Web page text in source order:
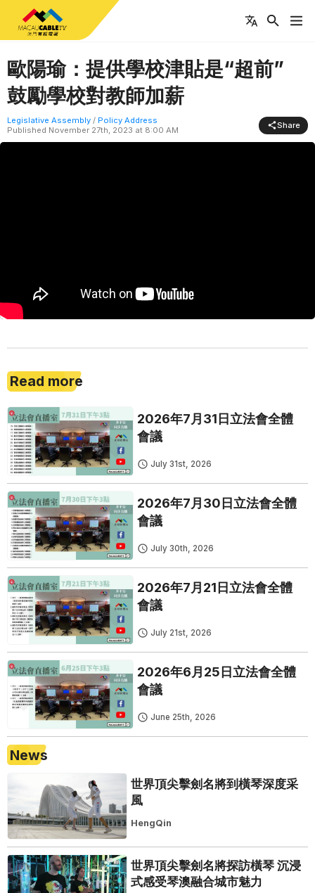
歐陽瑜：提供學校津貼是“超前”
鼓勵學校對教師加薪
Legislative Assembly / Policy Address
Published November 27th, 2023 at 8:00 AM Share
Read more
2026年7月31日立法會全體
會議
July 31st, 2026
2026年7月30日立法會全體
會議
July 30th, 2026
2026年7月21日立法會全體
會議
July 21st, 2026
2026年6月25日立法會全體
會議
June 25th, 2026
News
世界頂尖擊劍名將到橫琴深度采
風
HengQin
世界頂尖擊劍名將探訪橫琴 沉浸
式感受琴澳融合城市魅力